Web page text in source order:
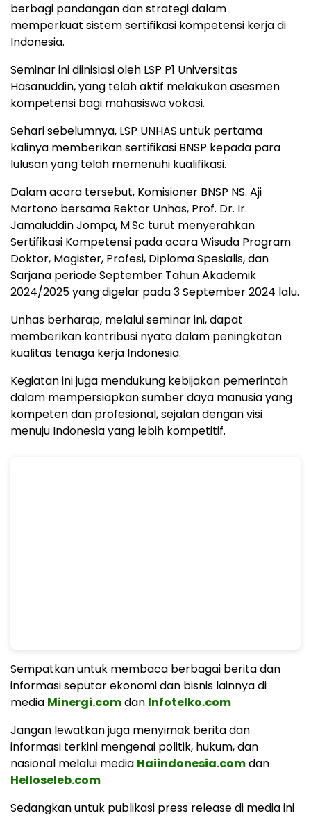
berbagi pandangan dan strategi dalam
memperkuat sistem sertifikasi kompetensi kerja di
Indonesia.
Seminar ini diinisiasi oleh LSP P1 Universitas
Hasanuddin, yang telah aktif melakukan asesmen
kompetensi bagi mahasiswa vokasi.
Sehari sebelumnya, LSP UNHAS untuk pertama
kalinya memberikan sertifikasi BNSP kepada para
lulusan yang telah memenuhi kualifikasi.
Dalam acara tersebut, Komisioner BNSP NS. Aji
Martono bersama Rektor Unhas, Prof. Dr. Ir.
Jamaluddin Jompa, M.Sc turut menyerahkan
Sertifikasi Kompetensi pada acara Wisuda Program
Doktor, Magister, Profesi, Diploma Spesialis, dan
Sarjana periode September Tahun Akademik
2024/2025 yang digelar pada 3 September 2024 lalu.
Unhas berharap, melalui seminar ini, dapat
memberikan kontribusi nyata dalam peningkatan
kualitas tenaga kerja Indonesia.
Kegiatan ini juga mendukung kebijakan pemerintah
dalam mempersiapkan sumber daya manusia yang
kompeten dan profesional, sejalan dengan visi
menuju Indonesia yang lebih kompetitif.
Sempatkan untuk membaca berbagai berita dan
informasi seputar ekonomi dan bisnis lainnya di
media Minergi.comdan Infotelko.com
Jangan lewatkan juga menyimak berita dan
informasi terkini mengenai politik, hukum, dan
nasional melalui media Haiindonesia.comdan
Helloseleb.com
Sedangkan untuk publikasi press release di media ini